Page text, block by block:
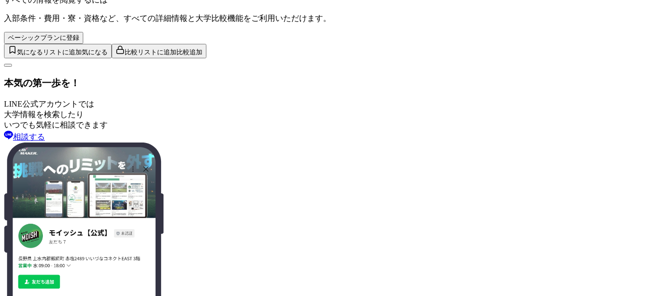
入部条件・費用・寮・資格など、すべての詳細情報と大学比較機能をご利用いただけます。
ベーシックプランに登録
気になるリストに追加気になる 比較リストに追加 比較追加
本気の第一歩を！
LINE公式アカウントでは
大学情報を検索したり
いつでも気軽に相談できます
相談する